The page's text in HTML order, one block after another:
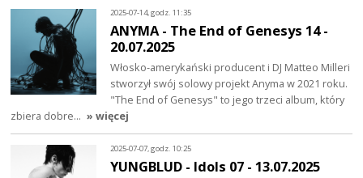
2025-07-14, godz. 11:35
ANYMA - The End of Genesys 14 -
20.07.2025
Włosko-amerykański producent i DJ Matteo Milleri
stworzył swój solowy projekt Anyma w 2021 roku.
"The End of Genesys" to jego trzeci album, który
zbiera dobre… » więcej
2025-07-07, godz. 10:25
YUNGBLUD - Idols 07 - 13.07.2025